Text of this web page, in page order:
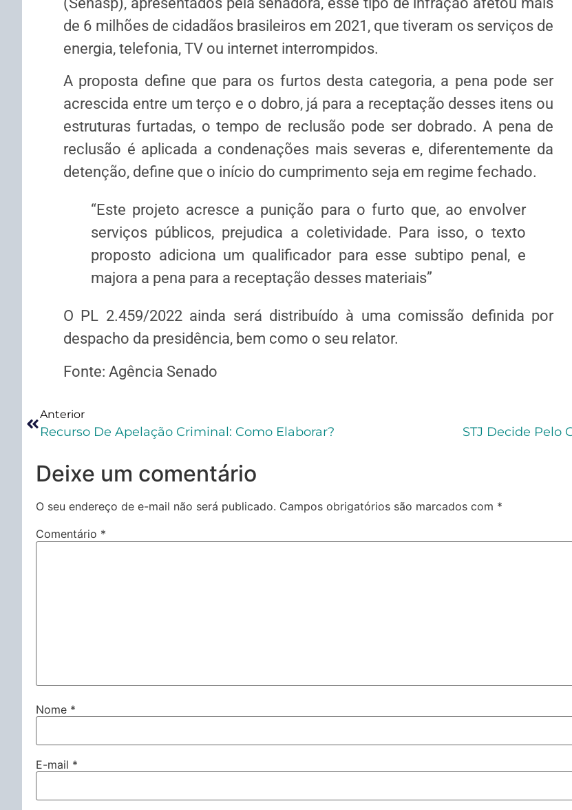
de 6 milhões de cidadãos brasileiros em 2021, que tiveram os serviços de
energia, telefonia, TV ou internet interrompidos.
A proposta define que para os furtos desta categoria, a pena pode ser
acrescida entre um terço e o dobro, já para a receptação desses itens ou
estruturas furtadas, o tempo de reclusão pode ser dobrado. A pena de
reclusão é aplicada a condenações mais severas e, diferentemente da
detenção, define que o início do cumprimento seja em regime fechado.
“Este projeto acresce a punição para o furto que, ao envolver
serviços públicos, prejudica a coletividade. Para isso, o texto
proposto adiciona um qualificador para esse subtipo penal, e
majora a pena para a receptação desses materiais”
O PL 2.459/2022 ainda será distribuído à uma comissão definida por
despacho da presidência, bem como o seu relator.
Fonte: Agência Senado
Anterior
Recurso De Apelação Criminal: Como Elaborar?
Deixe um comentário
O seu endereço de e-mail não será publicado. Campos obrigatórios são marcados com *
Comentário *
Nome *
E-mail *